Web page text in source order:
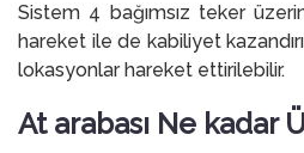
Sistem 4 bağımsız teker
hareket ile de kabiliyet
lokasyonlar hareket ettirilebilir.
At arabası Ne kadar